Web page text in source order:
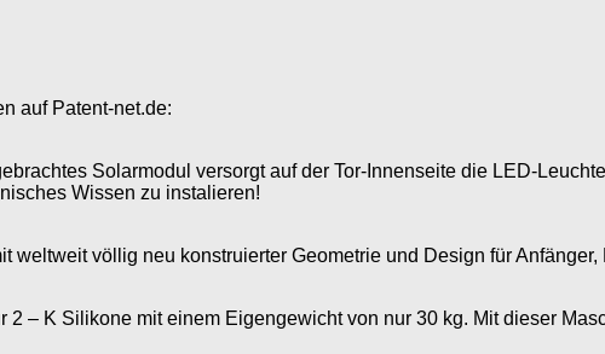
auf Patent-net.de:
Solarmodul versorgt auf der Tor-Innenseite die LED-
Wissen zu instalieren!
völlig neu konstruierter Geometrie und Design für
– K Silikone mit einem Eigengewicht von nur 30 kg. Mit dieser